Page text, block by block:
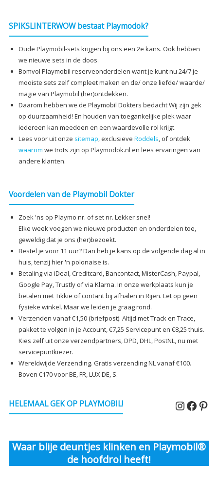
SPIKSLINTERWOW bestaat Playmodok?
Oude Playmobil-sets krijgen bij ons een 2e kans. Ook hebben
we nieuwe sets in de doos.
Bomvol Playmobil reserveonderdelen want je kunt nu 24/7 je
mooiste sets zelf compleet maken en de/ onze liefde/ waarde/
magie van Playmobil (her)ontdekken.
Daarom hebben we de Playmobil Dokters bedacht Wij zijn gek
op duurzaamheid! En houden van toegankelijke plek waar
iedereen kan meedoen en een waardevolle rol krijgt.
Lees voor uit onze sitemap, exclusieve Roddels, of ontdek
waarom we trots zijn op Playmodok.nl en lees ervaringen van
andere klanten.
Voordelen van de Playmobil Dokter
Zoek 'ns op Playmo nr. of set nr. Lekker snel!
Elke week voegen we nieuwe producten en onderdelen toe,
geweldig dat je ons (her)bezoekt.
Bestel je voor 11 uur? Dan heb je kans op de volgende dag al in
huis, tenzij hier 'n polonaise is.
Betaling via iDeal, Creditcard, Bancontact, MisterCash, Paypal,
Google Pay, Trustly of via Klarna. In onze werkplaats kun je
betalen met Tikkie of contant bij afhalen in Rijen. Let op geen
fysieke winkel. Maar we leiden je graag rond.
Verzenden vanaf €1,50 (briefpost). Altijd met Track en Trace,
pakket te volgen in je Account, €7,25 Servicepunt en €8,25 thuis.
Kies zelf uit onze verzendpartners, DPD, DHL, PostNL, nu met
servicepuntkiezer.
Wereldwijde Verzending. Gratis verzending NL vanaf €100.
Boven €170 voor BE, FR, LUX DE, S.
HELEMAAL GEK OP PLAYMOBIL!
Waar blije deuntjes klinken en Playmobil®
de hoofdrol heeft!